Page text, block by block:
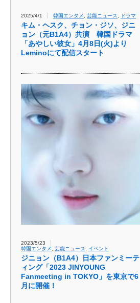
2025/4/1 韓国エンタメ 芸能ニュース ドラマ
キム・ヘスク、チョン・ジソ、ジニ
ョン（元B1A4）共演 韓国ドラマ
「あやしい彼女」4月8日(火)より
Leminoにて配信スタート
2023/5/23
韓国エンタメ
芸能ニュース イベント
ジニョン（B1A4）日本ファンミーテ
ィング「2023 JINYOUNG
Fanmeeting in TOKYO」を東京で6
月に開催！